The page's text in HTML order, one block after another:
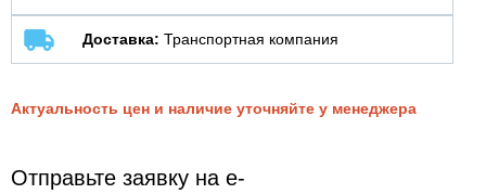
Доставка: Транспортная компания
Актуальность цен и наличие уточняйте у менеджера
Отправьте заявку на e-